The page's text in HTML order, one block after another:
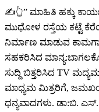
✍️👆” ಮಾಹಿತಿ ಹಕ್ಕು
ಮುಧೋಳ ರಸ್ತೆಯ ಕಟ್ಟೆ
ನಿರ್ಮಾಣ ಮಾಡುವ
ಸಹಕರಿಸಿದ
ಸುದ್ದಿ ಬಿತ್ತರಿಸಿದ TV
ಮಾಧ್ಯಮ ಮಿತ್ರರಿಗೆ,
ಧನ್ಯವಾದಗಳು. ಡಾ:ಬಿ.